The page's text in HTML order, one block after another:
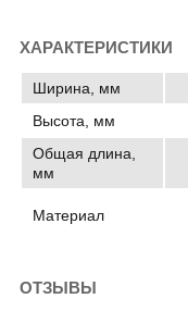
ХАРАКТЕРИСТИКИ
Ширина, мм
Высота, мм
Общая длина,
мм
Материал
ОТЗЫВЫ